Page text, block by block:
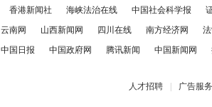
香港新闻社 海峡法治在线 中国社会科学报
云南网 山西新闻网 四川在线 南方经济网
中国日报 中国政府网 腾讯新闻 中国新闻网
人才招聘 广告服务